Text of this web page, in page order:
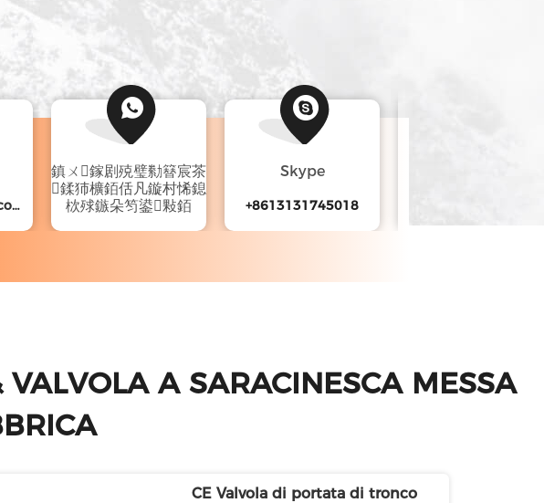
valvehr@jhyvalve.com
鎮ㄨ鎵剧殑璧勬簮宸茶
鍒犻櫎銆佸凡鏇村悕鎴
栨殏鏃朵笉鍙敤銆
Skype
+8613131745018
A SARACINESCA MESSA
CE Valvola di portata di tronco